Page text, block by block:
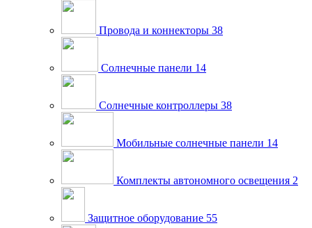
Провода и коннекторы 38
Солнечные панели 14
Солнечные контроллеры 38
Мобильные солнечные панели 14
Комплекты автономного освещения 2
Защитное оборудование 55